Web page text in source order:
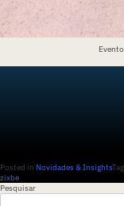
Posted in Novidades & Insights
zixbe
Pesquisar